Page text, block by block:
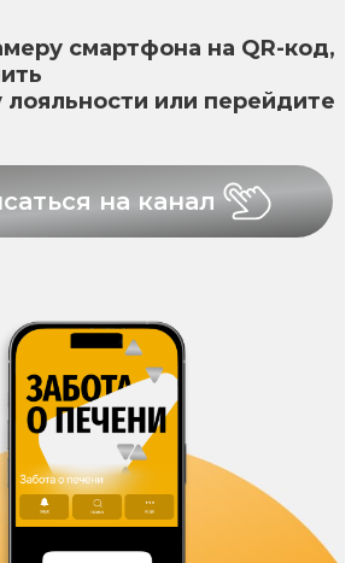
смартфона на QR-код,
лояльности или перейдите
на канал